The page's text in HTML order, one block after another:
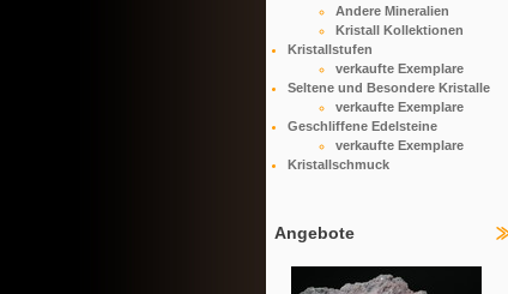
Andere Mineralien
Kristall Kollektionen
Kristallstufen
verkaufte Exemplare
Seltene und Besondere Kristalle
verkaufte Exemplare
Geschliffene Edelsteine
verkaufte Exemplare
Kristallschmuck
Angebote